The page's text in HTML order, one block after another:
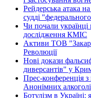
Рейдерська атака
судді
Чи почали
дослідження КМІС
Активи ТОВ
Революції
Нові докази
диверсантів" у
Прес-конференція з
Анонімних
Ботулізм в Україні: